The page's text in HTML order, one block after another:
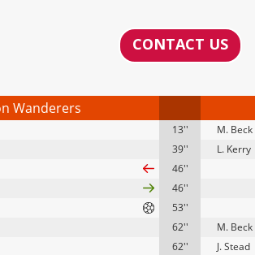
CONTACT US
Wanderers
13''
M. Beck
39''
L. Kerry
46''
46''
53''
62''
M. Beck
62''
J. Stead